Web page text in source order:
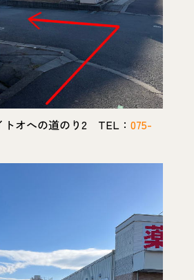
トオへの道のり2 TEL： 075-